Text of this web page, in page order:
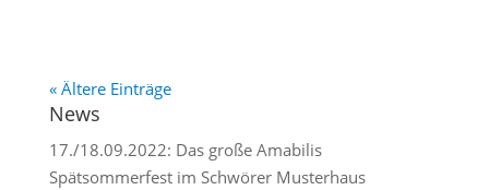
« Ältere Einträge
News
17./18.09.2022: Das große Amabilis
Spätsommerfest im Schwörer Musterhaus